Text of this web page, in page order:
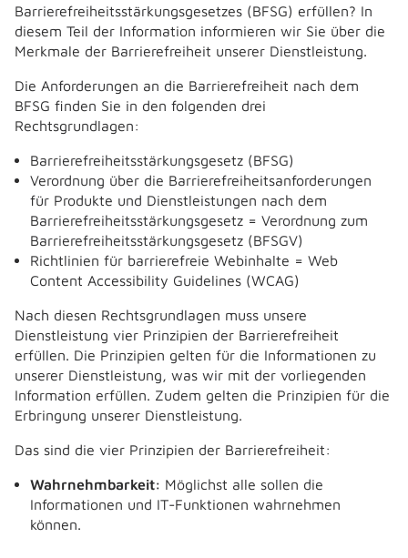
Barrierefreiheitsstärkungsgesetzes (BFSG) erfüllen? In
diesem Teil der Information informieren wir Sie über die
Merkmale der Barrierefreiheit unserer Dienstleistung.
Die Anforderungen an die Barrierefreiheit nach dem
BFSG finden Sie in den folgenden drei
Rechtsgrundlagen:
Barrierefreiheitsstärkungsgesetz (BFSG)
Verordnung über die Barrierefreiheitsanforderungen
für Produkte und Dienstleistungen nach dem
Barrierefreiheitsstärkungsgesetz = Verordnung zum
Barrierefreiheitsstärkungsgesetz (BFSGV)
Richtlinien für barrierefreie Webinhalte = Web
Content Accessibility Guidelines (WCAG)
Nach diesen Rechtsgrundlagen muss unsere
Dienstleistung vier Prinzipien der Barrierefreiheit
erfüllen. Die Prinzipien gelten für die Informationen zu
unserer Dienstleistung, was wir mit der vorliegenden
Information erfüllen. Zudem gelten die Prinzipien für die
Erbringung unserer Dienstleistung.
Das sind die vier Prinzipien der Barrierefreiheit:
Wahrnehmbarkeit: Möglichst alle sollen die
Informationen und IT-Funktionen wahrnehmen
können.